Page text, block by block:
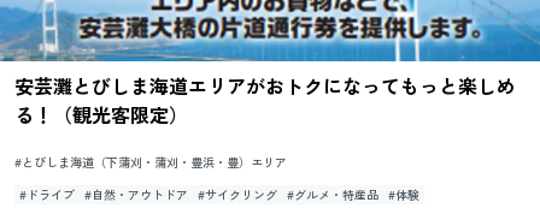
安芸灘とびしま海道エリアがおトクになってもっと楽しめ
る！（観光客限定）
#とびしま海道（下蒲刈・蒲刈・豊浜・豊）エリア
#ドライブ #自然・アウトドア #サイクリング #グルメ・特産品 #体験